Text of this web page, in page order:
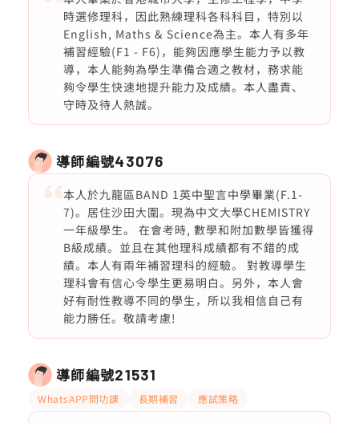
時選修理科，因此熟練理科各科科目，特別以
English, Maths & Science為主。本人有多年
補習經驗(F1 - F6)，能夠因應學生能力予以教
導，本人能夠為學生準備合適之教材，務求能
夠令學生快速地提升能力及成績。本人盡責、
守時及待人熱誠。
導師編號43076
本人於九龍區BAND 1英中聖言中學畢業(F.1-
7)。居住沙田大圍。現為中文大學CHEMISTRY
一年級學生。 在會考時, 數學和附加數學皆獲得
B級成績。並且在其他理科成績都有不錯的成
績。本人有兩年補習理科的經驗。 對教導學生
理科會有信心令學生更易明白。另外，本人會
好有耐性教導不同的學生，所以我相信自己有
能力勝任。敬請考慮!
導師編號21531
WhatsAPP問功課 長期補習 應試策略